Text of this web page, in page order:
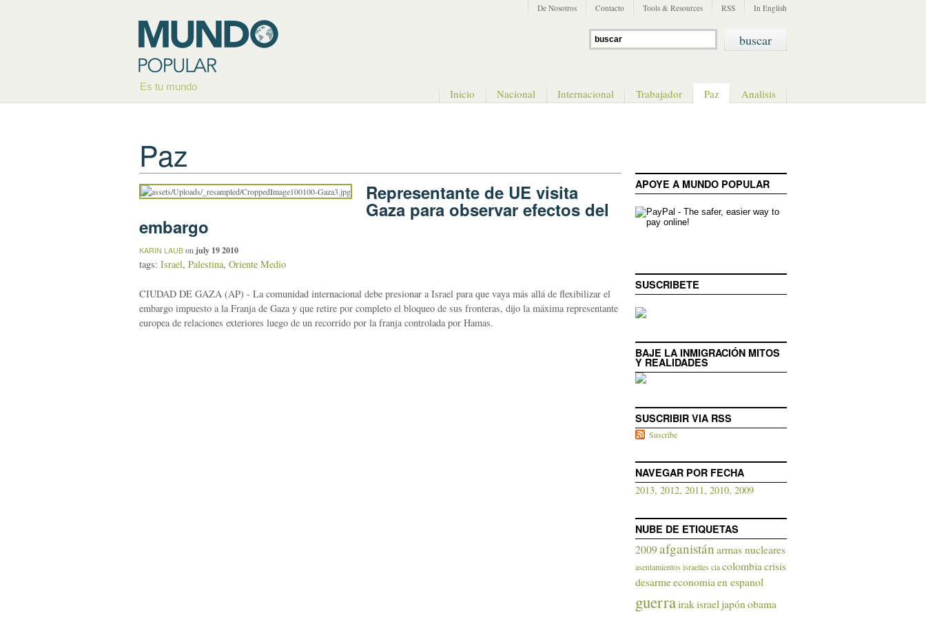
Es tu mundo
De Nosotros Contacto Tools & Resources RSS In English
Inicio Nacional Internacional Trabajador Paz Analisis
Paz
Representante de UE visita
Gaza para observar efectos del
embargo
KARIN LAUB on july 19 2010
tags: Israel, Palestina, Oriente Medio
CIUDAD DE GAZA (AP) - La comunidad internacional debe presionar a Israel para que vaya más allá de flexibilizar el
embargo impuesto a la Franja de Gaza y que retire por completo el bloqueo de sus fronteras, dijo la máxima representante
europea de relaciones exteriores luego de un recorrido por la franja controlada por Hamas.
APOYE A MUNDO POPULAR
SUSCRIBETE
BAJE LA INMIGRACIÓN MITOS
Y REALIDADES
SUSCRIBIR VIA RSS
Suscribe
NAVEGAR POR FECHA
2013, 2012, 2011, 2010, 2009
NUBE DE ETIQUETAS
2009afganistán armas nucleares
asentamientos israelíes ciacolombiacrisis
desarmeeconomiaen espanol
guerrairakisraeljapónobama